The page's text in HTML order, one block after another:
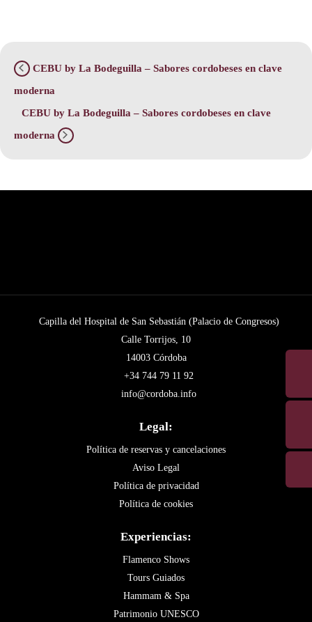
CEBU by La Bodeguilla – Sabores cordobeses en clave
moderna
CEBU by La Bodeguilla – Sabores cordobeses en clave
moderna
Capilla del Hospital de San Sebastián (Palacio de Congresos)
Calle Torrijos, 10
14003 Córdoba
+34 744 79 11 92
info@cordoba.info
Legal:
Política de reservas y cancelaciones
Aviso Legal
Política de privacidad
Política de cookies
Experiencias:
Flamenco Shows
Tours Guiados
Hammam & Spa
Patrimonio UNESCO